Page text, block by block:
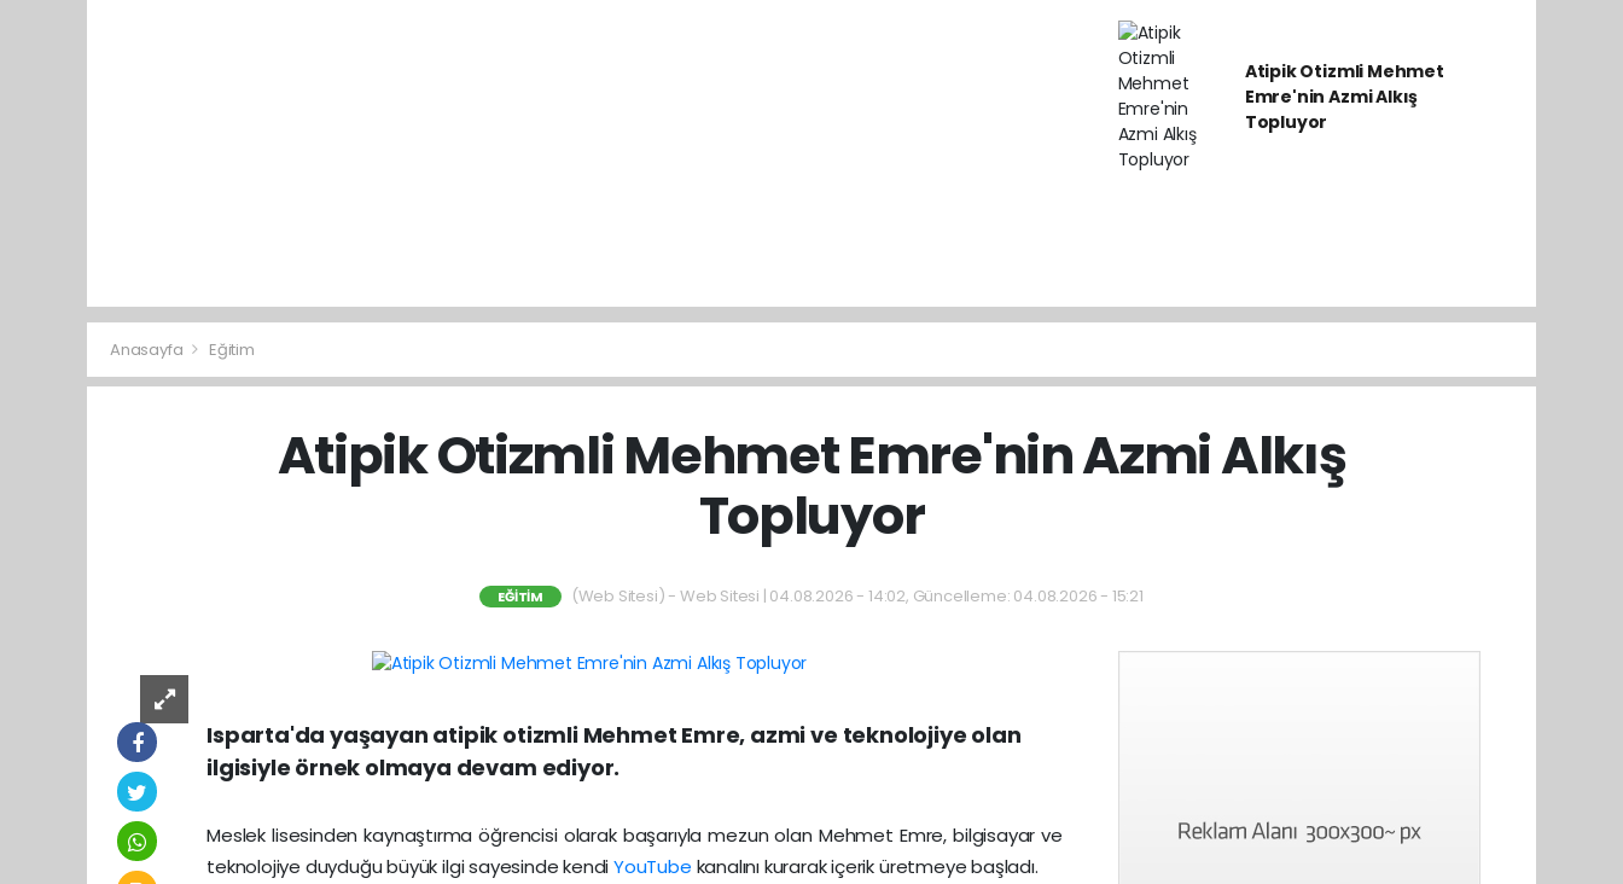
Atipik Otizmli Mehmet
Emre'nin Azmi Alkış
Topluyor
Anasayfa Eğitim
Atipik Otizmli Mehmet Emre'nin Azmi Alkış
Topluyor
EĞITIM (Web Sitesi) - Web Sitesi | 04.08.2026 - 14:02, Güncelleme: 04.08.2026 - 15:21
Isparta'da yaşayan atipik otizmli Mehmet Emre, azmi ve teknolojiye olan
ilgisiyle örnek olmaya devam ediyor.
Meslek lisesinden kaynaştırma öğrencisi olarak başarıyla mezun olan Mehmet Emre, bilgisayar ve
teknolojiye duyduğu büyük ilgi sayesinde kendiYouTube kanalını kurarak içerik üretmeye başladı.